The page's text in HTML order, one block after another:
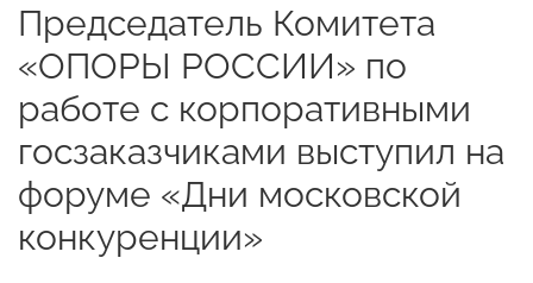
Председатель Комитета
«ОПОРЫ РОССИИ» по
работе с корпоративными
госзаказчиками выступил на
форуме «Дни московской
конкуренции»